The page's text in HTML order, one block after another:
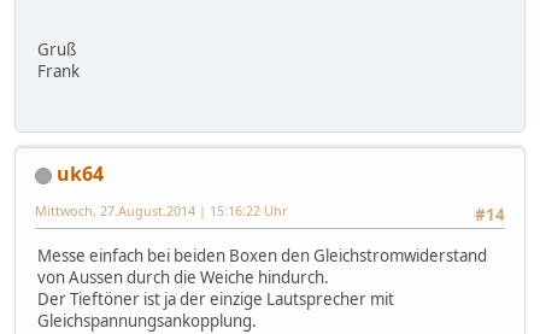
Gruß
Frank
uk64
#14
Mittwoch, 27.August.2014 | 15:16:22 Uhr
Messe einfach bei beiden Boxen den Gleichstromwiderstand
von Aussen durch die Weiche hindurch.
Der Tieftöner ist ja der einzige Lautsprecher mit
Gleichspannungsankopplung.